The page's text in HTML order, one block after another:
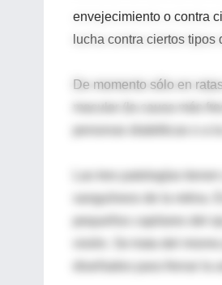
envejecimiento o contra
lucha contra ciertos tipos
De momento sólo en
macular (la causa más
personas diabéticas o a
Las tres patologías
sanguíneos de la retina.
pequeños capilares del
visión. Se trata del
diseñados para frenar la